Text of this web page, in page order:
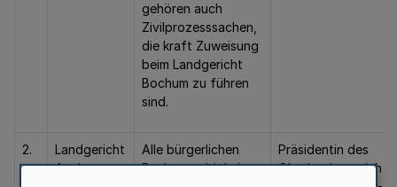
gehören auch
Zivilprozesssachen,
die kraft Zuweisung
beim Landgericht
Bochum zu führen
sind.
2.
Landgericht
Aachen
Alle bürgerlichen
Rechtsstreitigkeiten,
Präsidentin des
Oberlandesgerichts